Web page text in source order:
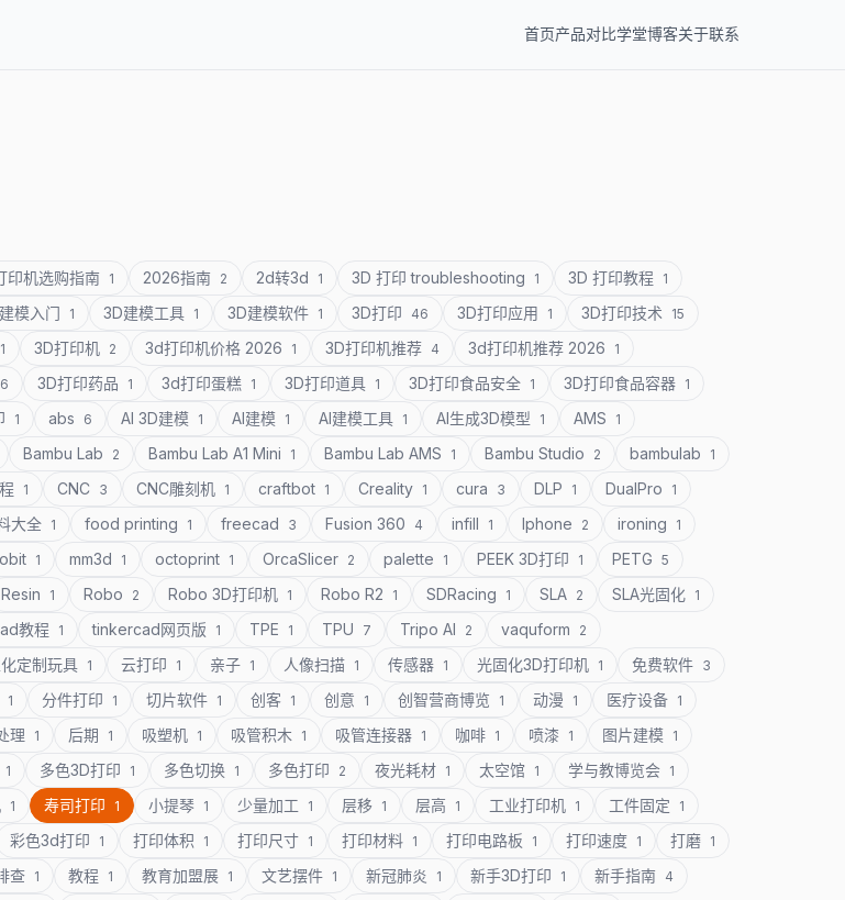
首页产品对比学堂博客关于联系
印机选购指南 1 2026指南 2 2d转3d 1 3D 打印 troubleshooting 1 3D 打印教程 1
模入门 1 3D建模工具 1 3D建模软件 1 3D打印 46 3D打印应用 1 3D打印技术 15
1 3D打印机 2 3d打印机价格 2026 1 3D打印机推荐 4 3d打印机推荐 2026 1
6 3D打印药品 1 3d打印蛋糕 1 3D打印道具 1 3D打印食品安全 1 3D打印食品容器 1
1 abs 6 AI 3D建模 1 AI建模 1 AI建模工具 1 AI生成3D模型 1 AMS 1
Bambu Lab 2 Bambu Lab A1 Mini 1 Bambu Lab AMS 1 Bambu Studio 2 bambulab 1
1 CNC 3 CNC雕刻机 1 craftbot 1 Creality 1 cura 3 DLP 1 DualPro 1
大全 1 food printing 1 freecad 3 Fusion 360 4 infill 1 Iphone 2 ironing 1
1 mm3d 1 octoprint 1 OrcaSlicer 2 palette 1 PEEK 3D打印 1 PETG 5
Resin 1 Robo 2 Robo 3D打印机 1 Robo R2 1 SDRacing 1 SLA 2 SLA光固化 1
教程 1 tinkercad网页版 1 TPE 1 TPU 7 Tripo AI 2 vaquform 2
定制玩具 1 云打印 1 亲子 1 人像扫描 1 传感器 1 光固化3D打印机 1 免费软件 3
1 分件打印 1 切片软件 1 创客 1 创意 1 创智营商博览 1 动漫 1 医疗设备 1
理 1 后期 1 吸塑机 1 吸管积木 1 吸管连接器 1 咖啡 1 喷漆 1 图片建模 1
1 多色3D打印 1 多色切换 1 多色打印 2 夜光耗材 1 太空馆 1 学与教博览会 1
1 寿司打印 1 小提琴 1 少量加工 1 层移 1 层高 1 工业打印机 1 工件固定 1
彩色3d打印 1 打印体积 1 打印尺寸 1 打印材料 1 打印电路板 1 打印速度 1 打磨 1
查 1 教程 1 教育加盟展 1 文艺摆件 1 新冠肺炎 1 新手3D打印 1 新手指南 4